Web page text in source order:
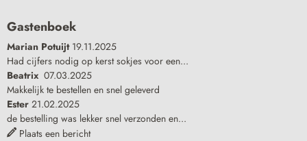
Gastenboek
Marian Potuijt 19.11.2025
Had cijfers nodig op kerst sokjes voor een...
Beatrix 07.03.2025
Makkelijk te bestellen en snel geleverd
Ester 21.02.2025
de bestelling was lekker snel verzonden en...
Plaats een bericht